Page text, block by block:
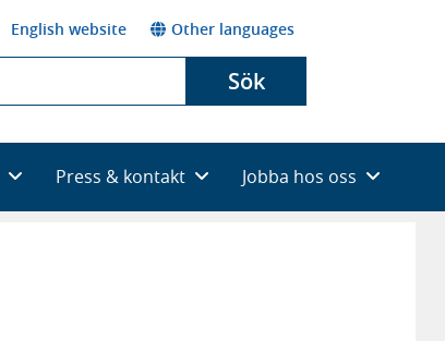
English website Other languages
Sök
Press & kontakt Jobba hos oss